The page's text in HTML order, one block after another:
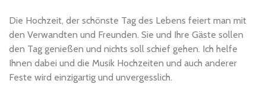
Die Hochzeit, der schönste Tag des Lebens feiert man mit
den Verwandten und Freunden. Sie und Ihre Gäste sollen
den Tag genießen und nichts soll schief gehen. Ich helfe
Ihnen dabei und die Musik Hochzeiten und auch anderer
Feste wird einzigartig und unvergesslich.